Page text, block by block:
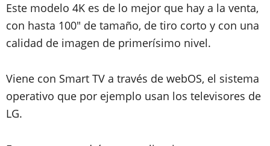
Este modelo 4K es de lo mejor que hay a la venta,
con hasta 100" de tamaño, de tiro corto y con una
calidad de imagen de primerísimo nivel.
Viene con Smart TV a través de webOS, el sistema
operativo que por ejemplo usan los televisores de
LG.